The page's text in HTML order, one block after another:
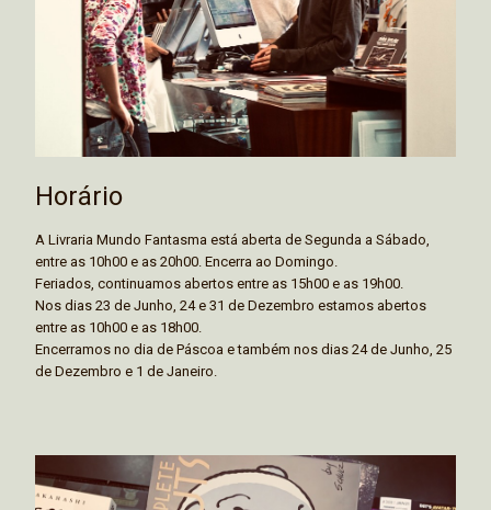
Horário
A Livraria Mundo Fantasma está aberta de Segunda a Sábado,
entre as 10h00 e as 20h00. Encerra ao Domingo.
Feriados, continuamos abertos entre as 15h00 e as 19h00.
Nos dias 23 de Junho, 24 e 31 de Dezembro estamos abertos
entre as 10h00 e as 18h00.
Encerramos no dia de Páscoa e também nos dias 24 de Junho, 25
de Dezembro e 1 de Janeiro.